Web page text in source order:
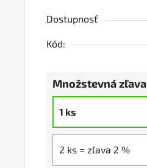
Dostupnosť
Kód:
Množstevná zľava
1 ks
2 ks = zľava 2 %